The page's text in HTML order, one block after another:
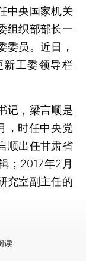
中央国家机关
组织部部长一
委员。近日，
新工委领导栏
，梁言顺是
，时任中央党
顺出任甘肃省
；2017年2月
究室副主任的
读